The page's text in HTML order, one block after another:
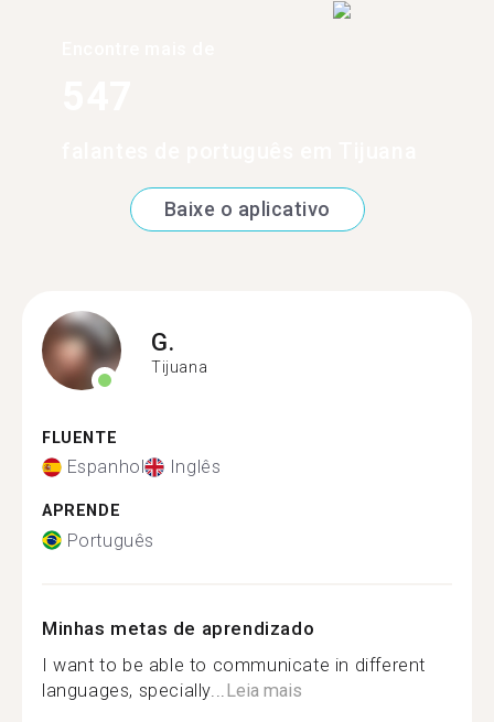
Baixe o aplicativo
G.
Tijuana
FLUENTE
Espanhol Inglês
APRENDE
Português
Minhas metas de aprendizado
I want to be able to communicate in different
languages, specially... Leia mais